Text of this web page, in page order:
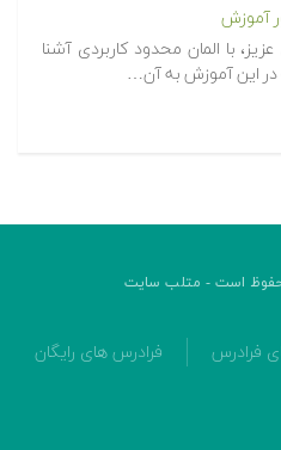
آموزش
با المان محدود کاربردی آشنا
این آموزش به آن…
است - متلب سایت
فرادرس
فرادرس های رایگان